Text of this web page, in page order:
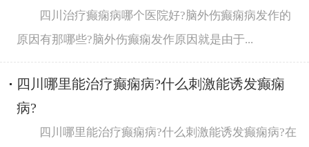
四川治疗癫痫病哪个医院好?脑外伤癫痫病发作的
原因有那哪些?脑外伤癫痫发作原因就是由于...
四川哪里能治疗癫痫病?什么刺激能诱发癫痫
病?
四川哪里能治疗癫痫病?什么刺激能诱发癫痫病?在